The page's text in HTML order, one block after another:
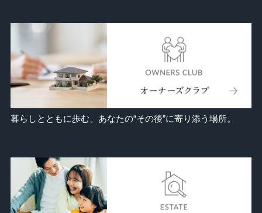
暮らしとともに歩む、あなたの“その後”に寄り添う場所。